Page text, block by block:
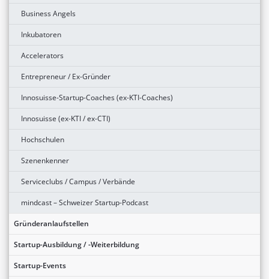
Business Angels
Inkubatoren
Accelerators
Entrepreneur / Ex-Gründer
Innosuisse-Startup-Coaches (ex-KTI-Coaches)
Innosuisse (ex-KTI / ex-CTI)
Hochschulen
Szenenkenner
Serviceclubs / Campus / Verbände
mindcast – Schweizer Startup-Podcast
Gründeranlaufstellen
Startup-Ausbildung / -Weiterbildung
Startup-Events